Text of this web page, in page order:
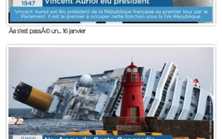
Ãa s'est passÃ© un... 16 janvier